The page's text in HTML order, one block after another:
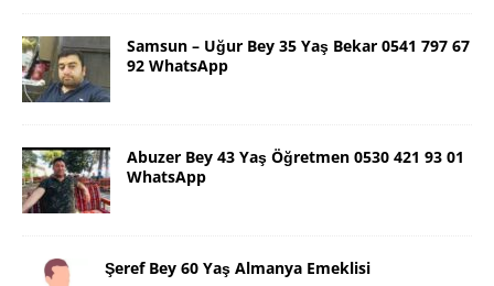
Samsun – Uğur Bey 35 Yaş Bekar 0541 797 67
92 WhatsApp
Abuzer Bey 43 Yaş Öğretmen 0530 421 93 01
WhatsApp
Şeref Bey 60 Yaş Almanya Emeklisi